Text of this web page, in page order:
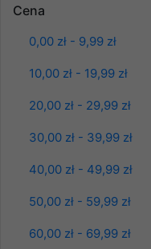
Cena
0,00 zł - 9,99 zł
10,00 zł - 19,99 zł
20,00 zł - 29,99 zł
30,00 zł - 39,99 zł
40,00 zł - 49,99 zł
50,00 zł - 59,99 zł
60,00 zł - 69,99 zł
61.00 zł